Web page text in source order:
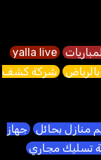
yalla live
شركة كشف
منازل بحائل جهاز
تسليك مجاري